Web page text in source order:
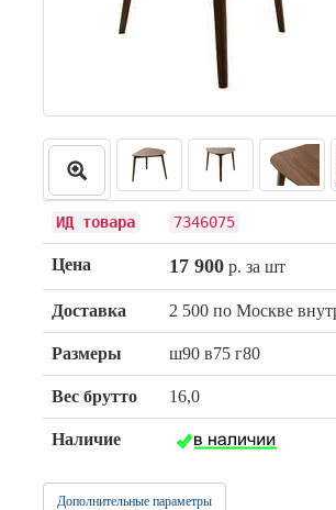
ИД товара 7346075
Цена 17 900р. за шт
Доставка 2 500 по Москве
Размеры ш90 в75 г80
Вес брутто 16,0
Наличие
Дополнительные параметры